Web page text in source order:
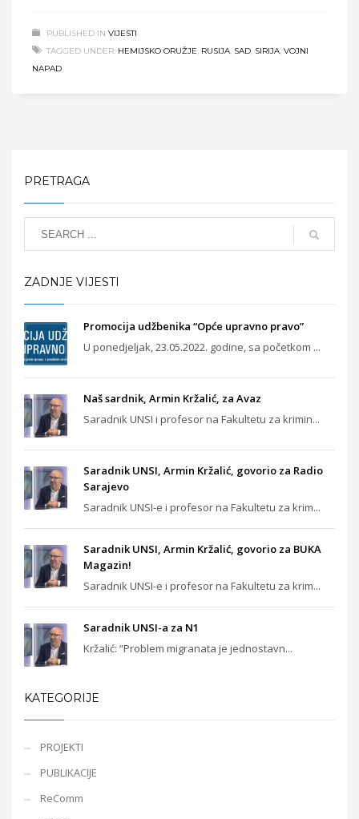
PUBLISHED IN VIJESTI
TAGGED UNDER: HEMIJSKO ORUŽJE, RUSIJA, SAD, SIRIJA, VOJNI
NAPAD
PRETRAGA
ZADNJE VIJESTI
Promocija udžbenika “Opće upravno pravo”
U ponedjeljak, 23.05.2022. godine, sa početkom ...
Naš sardnik, Armin Kržalić, za Avaz
Saradnik UNSI i profesor na Fakultetu za krimin...
Saradnik UNSI, Armin Kržalić, govorio za Radio
Sarajevo
Saradnik UNSI-e i profesor na Fakultetu za krim...
Saradnik UNSI, Armin Kržalić, govorio za BUKA
Magazin!
Saradnik UNSI-e i profesor na Fakultetu za krim...
Saradnik UNSI-a za N1
Kržalić: “Problem migranata je jednostavn...
KATEGORIJE
PROJEKTI
PUBLIKACIJE
ReComm